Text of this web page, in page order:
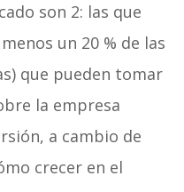
son 2: las que
un 20 % de las
que pueden tomar
la empresa
a cambio de
crecer en el